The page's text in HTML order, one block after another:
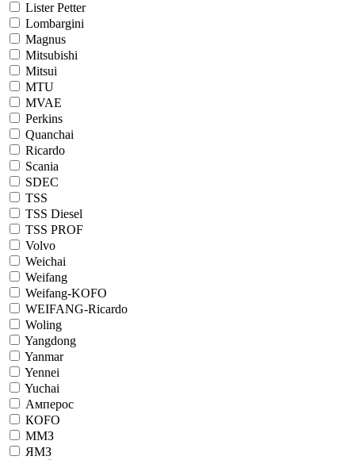
Lister Petter
Lombargini
Magnus
Mitsubishi
Mitsui
MTU
MVAE
Perkins
Quanchai
Ricardo
Scania
SDEC
TSS
TSS Diesel
TSS PROF
Volvo
Weichai
Weifang
Weifang-KOFO
WEIFANG-Ricardo
Woling
Yangdong
Yanmar
Yennei
Yuchai
Амперос
КОFO
ММЗ
ЯМЗ